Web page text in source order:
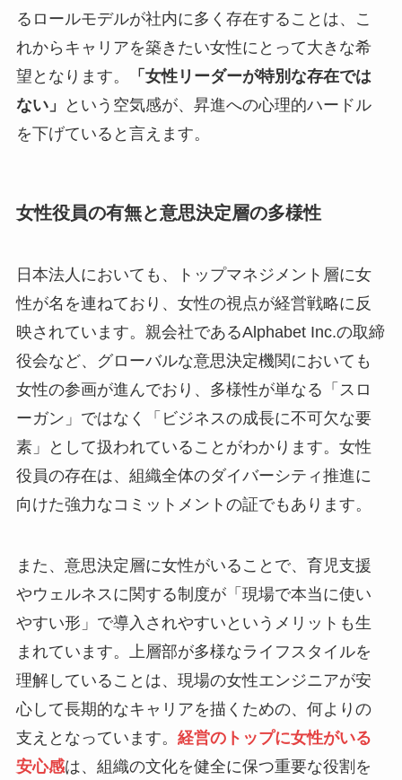
るロールモデルが社内に多く存在することは、こ
れからキャリアを築きたい女性にとって大きな希
望となります。
「女性リーダーが特別な存在では
ない」
という空気感が、昇進への心理的ハードル
を下げていると言えます。
女性役員の有無と意思決定層の多様性
日本法人においても、トップマネジメント層に女
性が名を連ねており、女性の視点が経営戦略に反
映されています。親会社であるAlphabet Inc.の取締
役会など、グローバルな意思決定機関においても
女性の参画が進んでおり、多様性が単なる「スロ
ーガン」ではなく「ビジネスの成長に不可欠な要
素」として扱われていることがわかります。女性
役員の存在は、組織全体のダイバーシティ推進に
向けた強力なコミットメントの証でもあります。
また、意思決定層に女性がいることで、育児支援
やウェルネスに関する制度が「現場で本当に使い
やすい形」で導入されやすいというメリットも生
まれています。上層部が多様なライフスタイルを
理解していることは、現場の女性エンジニアが安
心して長期的なキャリアを描くための、何よりの
支えとなっています。 経営のトップに女性がいる
安心感は、組織の文化を健全に保つ重要な役割を